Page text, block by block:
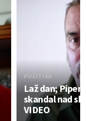
POLITIKA
Laž dan;
skandal nad
VIDEO